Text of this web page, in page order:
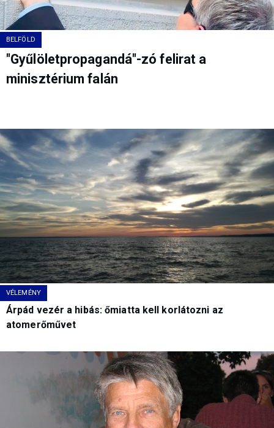
BELFÖLD
"Gyűlöletpropagandá"-zó felirat a
minisztérium falán
VÉLEMÉNY
Árpád vezér a hibás: őmiatta kell korlátozni az
atomerőművet